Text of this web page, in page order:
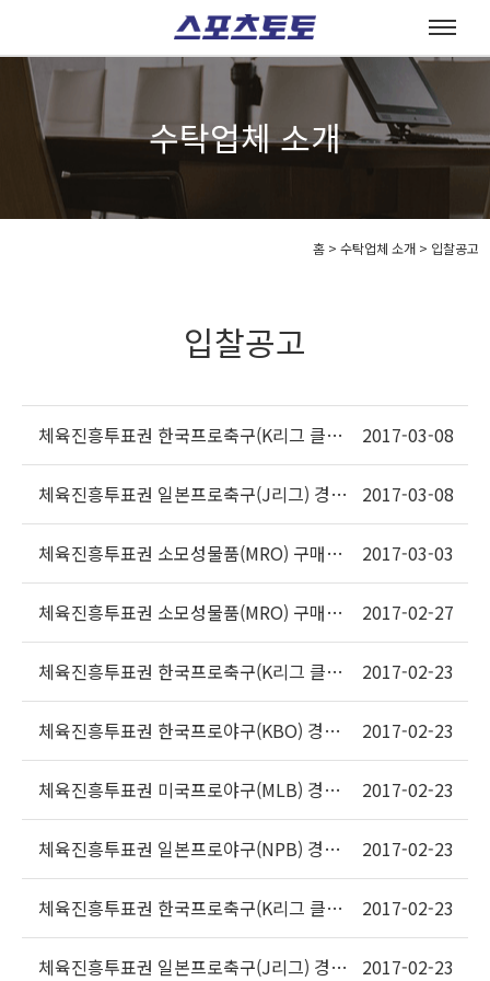
수탁업체 소개
홈 > 수탁업체 소개 > 입찰공고
입찰공고
체육진흥투표권 한국프로축구(K리그 클래 2017-03-08
체육진흥투표권 일본프로축구(J리그) 경기 2017-03-08
체육진흥투표권 소모성물품(MRO) 구매대 2017-03-03
체육진흥투표권 소모성물품(MRO) 구매대 2017-02-27
체육진흥투표권 한국프로축구(K리그 클래 2017-02-23
체육진흥투표권 한국프로야구(KBO) 경기 2017-02-23
체육진흥투표권 미국프로야구(MLB) 경기 2017-02-23
체육진흥투표권 일본프로야구(NPB) 경기 2017-02-23
체육진흥투표권 한국프로축구(K리그 클래 2017-02-23
체육진흥투표권 일본프로축구(J리그) 경기 2017-02-23